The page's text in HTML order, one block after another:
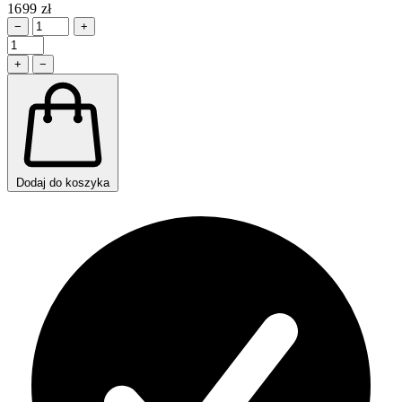
1699 zł
− +
+ −
Dodaj do koszyka